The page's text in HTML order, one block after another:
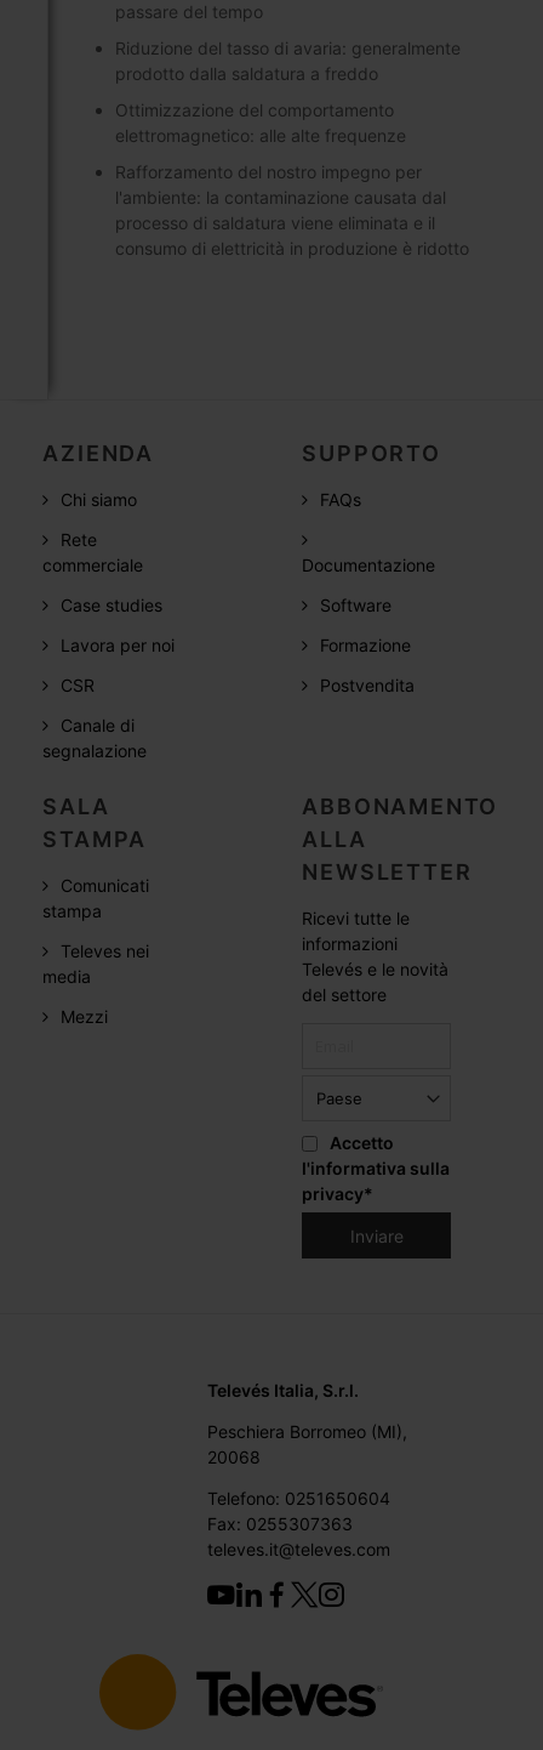
passare del tempo
Riduzione del tasso di avaria: generalmente
prodotto dalla saldatura a freddo
Ottimizzazione del comportamento
elettromagnetico: alle alte frequenze
Rafforzamento del nostro impegno per
l'ambiente: la contaminazione causata dal
processo di saldatura viene eliminata e il
consumo di elettricità in produzione è ridotto
AZIENDA
Chi siamo
Rete
commerciale
Case studies
Lavora per noi
CSR
Canale di
segnalazione
SUPPORTO
FAQs
Documentazione
Software
Formazione
Postvendita
SALA
STAMPA
Comunicati
stampa
Televes nei
media
Mezzi
ABBONAMENTO
ALLA
NEWSLETTER
Ricevi tutte le
informazioni
Televés e le novità
del settore
Accetto
l'informativa sulla
privacy*
Televés Italia, S.r.l.
Peschiera Borromeo (MI),
20068
Telefono: 0251650604
Fax: 0255307363
televes.it@televes.com